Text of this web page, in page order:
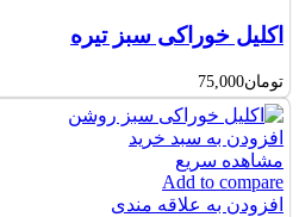
اکلیل خوراکی سبز تیره
تومان75,000
افزودن به سبد خرید
مشاهده سریع
Add to compare
افزودن به علاقه مندی